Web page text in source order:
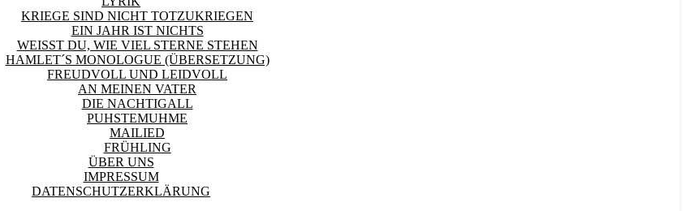
KRIEGE SIND NICHT TOTZUKRIEGEN
EIN JAHR IST NICHTS
WEISST DU, WIE VIEL STERNE STEHEN
HAMLET´S MONOLOGUE (ÜBERSETZUNG)
FREUDVOLL UND LEIDVOLL
AN MEINEN VATER
DIE NACHTIGALL
PUHSTEMUHME
MAILIED
FRÜHLING
ÜBER UNS
IMPRESSUM
DATENSCHUTZERKLÄRUNG